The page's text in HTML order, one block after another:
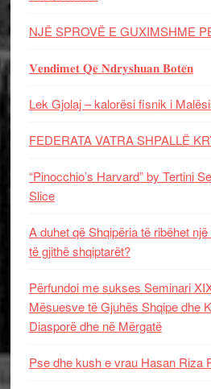
NJË SPROVË E GUXIMSHME
𝐕𝐞𝐧𝐝𝐢𝐦𝐞𝐭 𝐐𝐞̈ 𝐍𝐝𝐫𝐲𝐬𝐡𝐮𝐚𝐧 𝐁𝐨𝐭𝐞̈𝐧
Lek Gjolaj – kalorësi fisnik i
FEDERATA VATRA SHPALLË
“Pinocchio’s Harvard” by Tertini
Slice
A duhet që Shqipëria të ribëhet
të gjithë shqiptarët?
Përfundoi me sukses Seminari
Mësuesve të Gjuhës Shqipe dhe
Diasporë dhe në Mërgatë
Pse dhe kush e vrau Hasan Riza